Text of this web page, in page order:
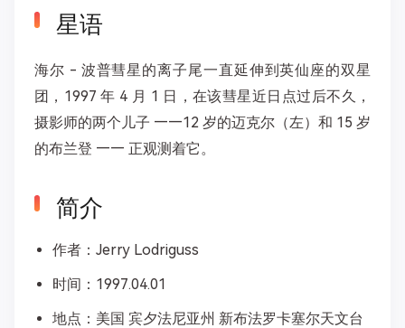
星语
海尔 - 波普彗星的离子尾一直延伸到英仙座的双星
团，1997 年 4 月 1 日，在该彗星近日点过后不久，
摄影师的两个儿子 ——12 岁的迈克尔（左）和 15 岁
的布兰登 —— 正观测着它。
简介
作者：Jerry Lodriguss⁠
时间：1997.04.01
地点：美国 宾夕法尼亚州 新布法罗卡塞尔天文台